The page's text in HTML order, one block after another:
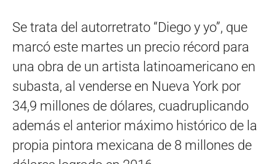
Se trata del autorretrato “Diego y yo”, que
marcó este martes un precio récord para
una obra de un artista latinoamericano en
subasta, al venderse en Nueva York por
34,9 millones de dólares, cuadruplicando
además el anterior máximo histórico de la
propia pintora mexicana de 8 millones de